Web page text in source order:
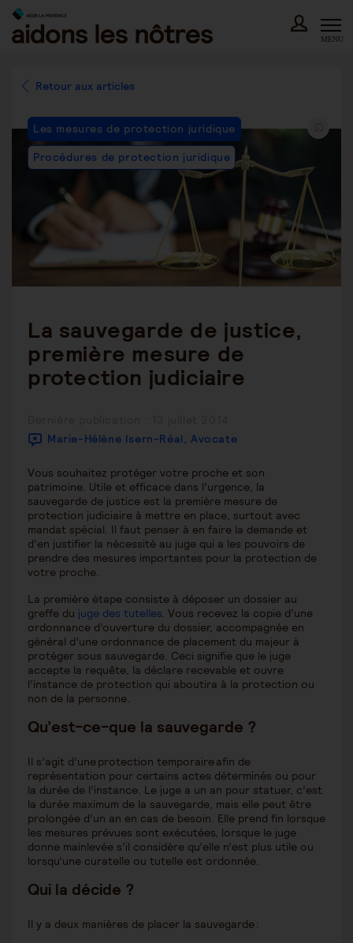
Skip
content
MENU
Retour aux articles
La sauvegarde de justice,
première mesure de
protection judiciaire
publiée :
Marie-Hélène Isern-Réal, Avocate
Les mesures de protection juridique
Procédures de protection juridique
Vous souhaitez protéger votre proche et son
patrimoine. Utile et efficace dans l’urgence, la
sauvegarde de justice est la première mesure de
protection judiciaire à mettre en place, surtout avec
mandat spécial. Il faut penser à en faire la demande et
d’en justifier la nécessité au juge qui a les pouvoirs de
prendre des mesures importantes pour la protection de
votre proche.
La première étape consiste à déposer un dossier au
greffe du juge des tutelles. Vous recevez la copie d’une
ordonnance d’ouverture du dossier, accompagnée en
général d’une ordonnance de placement du majeur à
protéger sous sauvegarde. Ceci signifie que le juge
accepte la requête, la déclare recevable et ouvre
l’instance de protection qui aboutira à la protection ou
non de la personne.
Qu’est-ce-que la sauvegarde ?
Il s’agit d’une protection temporaire afin de
représentation pour certains actes déterminés ou pour
la durée de l’instance. Le juge a un an pour statuer, c’est
la durée maximum de la sauvegarde, mais elle peut être
prolongée d’un an en cas de besoin. Elle prend fin lorsque
les mesures prévues sont exécutées, lorsque le juge
donne mainlevée s’il considère qu’elle n’est plus utile ou
lorsqu’une curatelle ou tutelle est ordonnée.
Qui la décide ?
Il y a deux manières de placer la sauvegarde :